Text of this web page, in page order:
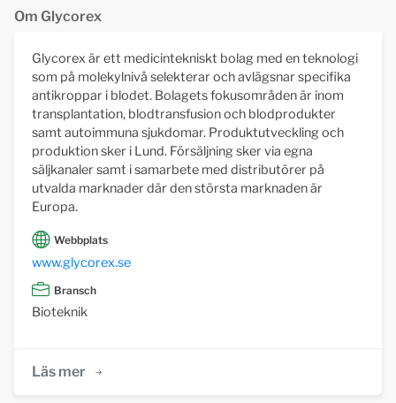
Om Glycorex
Glycorex är ett medicintekniskt bolag med en teknologi
som på molekylnivå selekterar och avlägsnar specifika
antikroppar i blodet. Bolagets fokusområden är inom
transplantation, blodtransfusion och blodprodukter
samt autoimmuna sjukdomar. Produktutveckling och
produktion sker i Lund. Försäljning sker via egna
säljkanaler samt i samarbete med distributörer på
utvalda marknader där den största marknaden är
Europa.
Webbplats
www.glycorex.se
Bransch
Bioteknik
Läs mer